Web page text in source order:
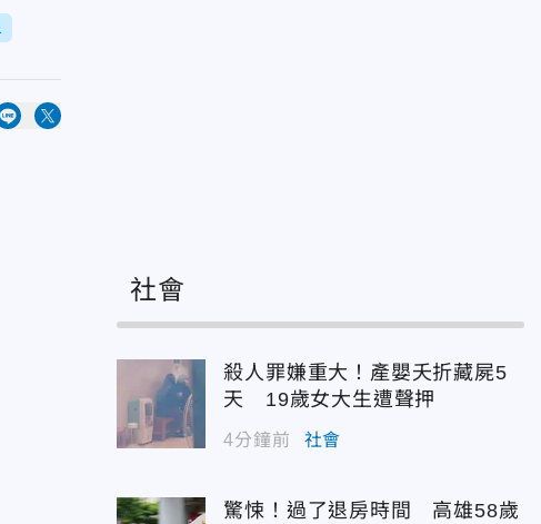
社會
殺人罪嫌重大！產嬰夭折藏屍5
天 19歲女大生遭聲押
4分鐘前 社會
驚悚！過了退房時間 高雄58歲